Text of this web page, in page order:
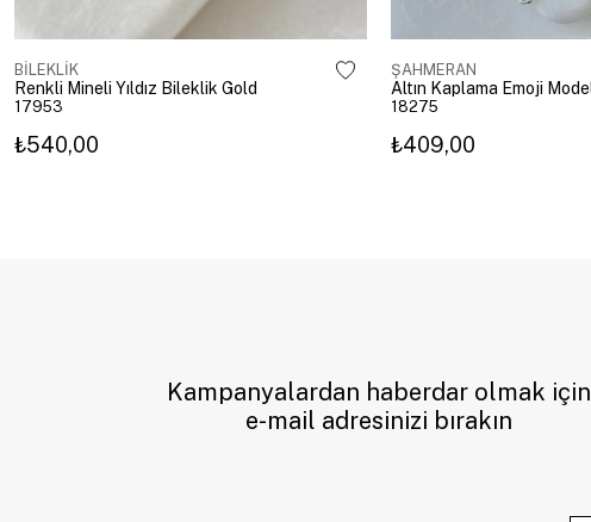
BİLEKLİK
Renkli Mineli Yıldız Bileklik Gold
17953
₺540,00
ŞAHMERAN
18275
₺409,00
Kampanyalardan haberdar olmak için
e-mail adresinizi bırakın